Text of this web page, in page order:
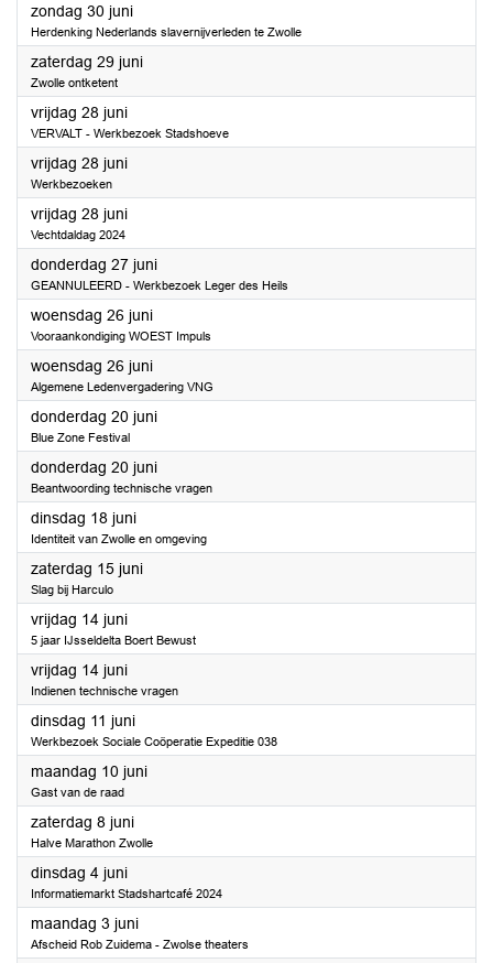
zondag 30 juni2024
Herdenking Nederlands slavernijverleden te Zwolle
zaterdag 29 juni2024
Zwolle ontketent
vrijdag 28 juni2024
VERVALT - Werkbezoek Stadshoeve
vrijdag 28 juni2024
Werkbezoeken
vrijdag 28 juni2024
Vechtdaldag 2024
donderdag 27 juni2024
GEANNULEERD - Werkbezoek Leger des Heils
woensdag 26 juni2024
Vooraankondiging WOEST Impuls
woensdag 26 juni2024
Algemene Ledenvergadering VNG
donderdag 20 juni2024
Blue Zone Festival
donderdag 20 juni2024
Beantwoording technische vragen
dinsdag 18 juni2024
Identiteit van Zwolle en omgeving
zaterdag 15 juni2024
Slag bij Harculo
vrijdag 14 juni2024
5 jaar IJsseldelta Boert Bewust
vrijdag 14 juni2024
Indienen technische vragen
dinsdag 11 juni2024
Werkbezoek Sociale Coöperatie Expeditie 038
maandag 10 juni2024
Gast van de raad
zaterdag 8 juni2024
Halve Marathon Zwolle
dinsdag 4 juni2024
Informatiemarkt Stadshartcafé 2024
maandag 3 juni2024
Afscheid Rob Zuidema - Zwolse theaters